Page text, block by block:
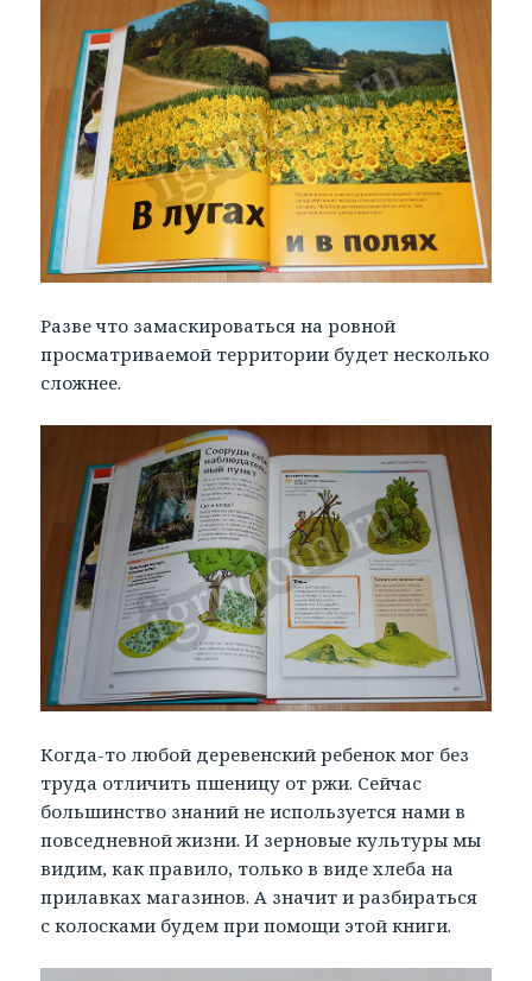
Разве что замаскироваться на ровной
просматриваемой территории будет несколько
сложнее.
Когда-то любой деревенский ребенок мог без
труда отличить пшеницу от ржи. Сейчас
большинство знаний не используется нами в
повседневной жизни. И зерновые культуры мы
видим, как правило, только в виде хлеба на
прилавках магазинов. А значит и разбираться
с колосками будем при помощи этой книги.